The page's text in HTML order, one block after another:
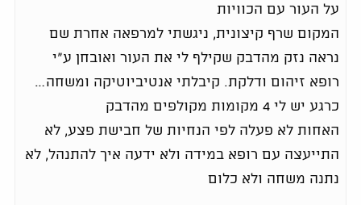
על העור עם הכוויות
המקום שרף קיצונית, ניגשתי למרפאה אחרת שם
נראה נזק מהדבק שקילף לי את העור ואובחן ע"י
רופא זיהום ודלקת. קיבלתי אנטיביוטיקה ומשחה…
כרגע יש לי 4 מקומות מקולפים מהדבק
האחות לא פעלה לפי הנחיות של חבישת פצע, לא
התייעצה עם רופא במידה ולא ידעה איך להתנהל, לא
נתנה משחה ולא כלום